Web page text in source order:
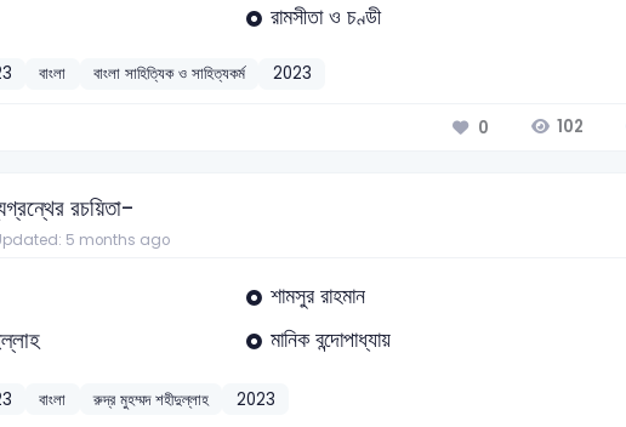
রামসীতা ও চণ্ডী
বাংলা বাংলা সাহিত্যিক ও সাহিত্যকর্ম 2023
0 102
রচয়িতা-
5 months ago
শামসুর রাহমান
মানিক বন্দোপাধ্যায়
বাংলা রুদ্র মুহম্মদ শহীদুল্লাহ 2023